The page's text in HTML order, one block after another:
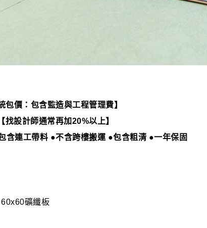
包價：包含監造與工程管理費】
【找設計師通常再加20%以上】
含連工帶料 ●不含跨樓搬運 ●包含粗清 ●一年保固
礦纖板